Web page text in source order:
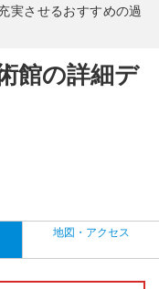
実させるおすすめの過
館の詳細デ
地図・アクセス